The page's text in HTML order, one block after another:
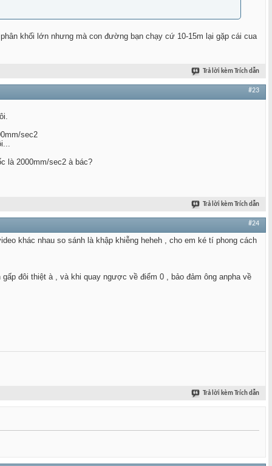
khối lớn nhưng mà con đường bạn chạy cứ 10-15m lại gặp cái cua
Trả lời kèm Trích dẫn
#23
sec2
là 2000mm/sec2 à bác?
Trả lời kèm Trích dẫn
#24
khác nhau so sánh là khập khiễng heheh , cho em ké tí phong cách
đôi thiệt à , và khi quay ngược về điểm 0 , bảo đảm ông anpha về
Trả lời kèm Trích dẫn